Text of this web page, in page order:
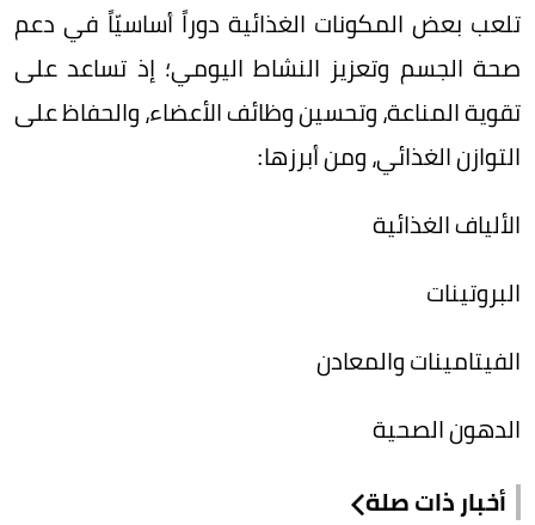
تلعب بعض المكونات الغذائية دوراً أساسيّاً في دعم
صحة الجسم وتعزيز النشاط اليومي؛ إذ تساعد على
تقوية المناعة، وتحسين وظائف الأعضاء، والحفاظ على
التوازن الغذائي، ومن أبرزها:
الألياف الغذائية
البروتينات
الفيتامينات والمعادن
الدهون الصحية
أخبار ذات صلة